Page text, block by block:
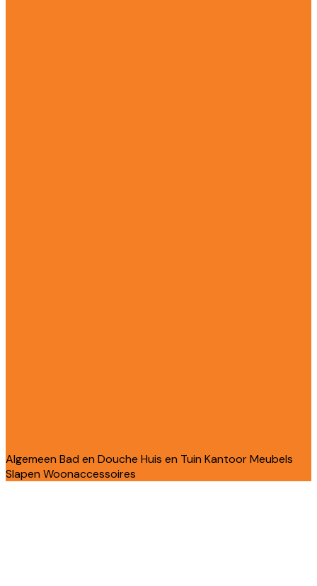
Algemeen Bad en Douche Huis en Tuin KantoorMeubels
Slapen Woonaccessoires